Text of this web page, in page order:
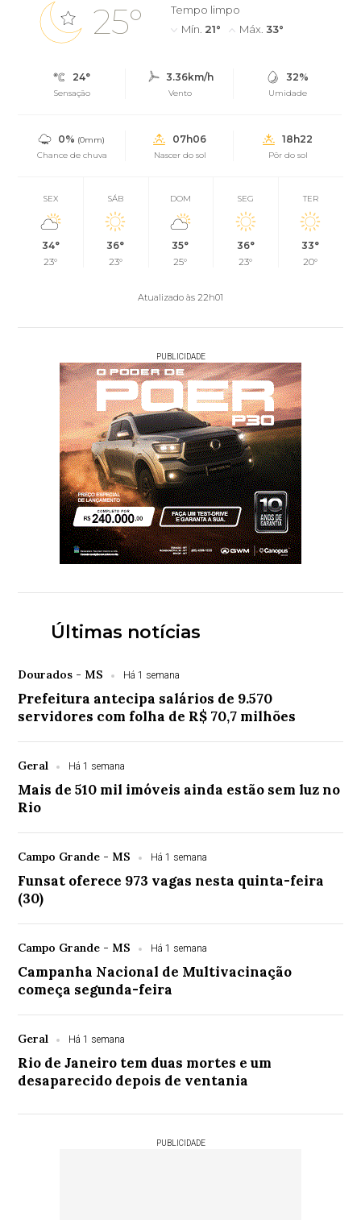
25°
Tempo limpo
Mín. 21° Máx. 33°
24°
Sensação
3.36km/h
Vento
32%
Umidade
0% (0mm)
Chance de chuva
07h06
Nascer do sol
18h22
Pôr do sol
SEX
34°
23°
SÁB
36°
23°
DOM
35°
25°
SEG
36°
23°
TER
33°
20°
Atualizado às 22h01
PUBLICIDADE
Últimas notícias
Dourados - MS Há 1 semana
Prefeitura antecipa salários de 9.570
servidores com folha de R$ 70,7 milhões
Geral Há 1 semana
Mais de 510 mil imóveis ainda estão sem luz no
Rio
Campo Grande - MS Há 1 semana
Funsat oferece 973 vagas nesta quinta-feira
(30)
Campo Grande - MS Há 1 semana
Campanha Nacional de Multivacinação
começa segunda-feira
Geral Há 1 semana
Rio de Janeiro tem duas mortes e um
desaparecido depois de ventania
PUBLICIDADE